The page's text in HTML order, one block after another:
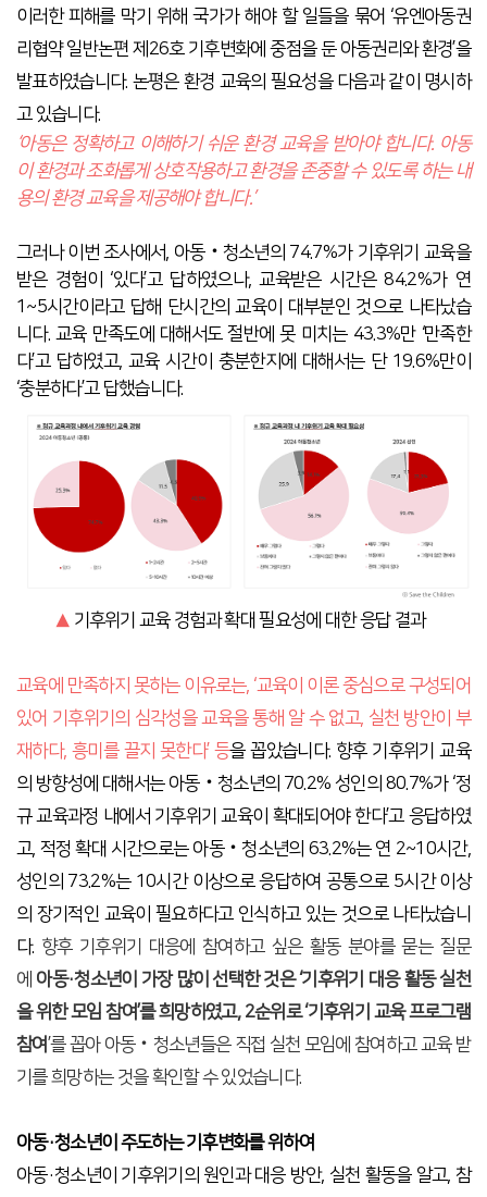
이러한 피해를 막기 위해 국가가 해야 할 일들을 묶어 ‘유엔아동권
리협약 일반논편 제26호 기후변화에 중점을 둔 아동권리와 환경’을
발표하였습니다. 논평은 환경 교육의 필요성을 다음과 같이 명시하
고 있습니다.
‘아동은 정확하고 이해하기 쉬운 환경 교육을 받아야 합니다. 아동
이 환경과 조화롭게 상호작용하고 환경을 존중할 수 있도록 하는 내
용의 환경 교육을 제공해야 합니다.’
그러나 이번 조사에서, 아동‧청소년의 74.7%가 기후위기 교육을
받은 경험이 ‘있다’고 답하였으나, 교육받은 시간은 84.2%가 연
1~5시간이라고 답해 단시간의 교육이 대부분인 것으로 나타났습
니다. 교육 만족도에 대해서도 절반에 못 미치는 43.3%만 ‘만족한
다’고 답하였고, 교육 시간이 충분한지에 대해서는 단 19.6%만이
‘충분하다’고 답했습니다.
▲ 기후위기 교육 경험과 확대 필요성에 대한 응답 결과
교육에 만족하지 못하는 이유로는, ‘교육이 이론 중심으로 구성되어
있어 기후위기의 심각성을 교육을 통해 알 수 없고, 실천 방안이 부
재하다, 흥미를 끌지 못한다’ 등을 꼽았습니다. 향후 기후위기 교육
의 방향성에 대해서는 아동‧청소년의 70.2% 성인의 80.7%가 ‘정
규 교육과정 내에서 기후위기 교육이 확대되어야 한다’고 응답하였
고, 적정 확대 시간으로는 아동‧청소년의 63.2%는 연 2~10시간,
성인의 73.2%는 10시간 이상으로 응답하여 공통으로 5시간 이상
의 장기적인 교육이 필요하다고 인식하고 있는 것으로 나타났습니
다. 향후 기후위기 대응에 참여하고 싶은 활동 분야를 묻는 질문
에 아동·청소년이 가장 많이 선택한 것은‘기후위기 대응 활동 실천
을 위한 모임 참여’를 희망하였고, 2순위로 ‘기후위기 교육 프로그램
참여’를 꼽아 아동‧청소년들은 직접 실천 모임에 참여하고 교육 받
기를 희망하는 것을 확인할 수 있었습니다.
아동·청소년이 주도하는 기후변화를 위하여
아동·청소년이 기후위기의 원인과 대응 방안, 실천 활동을 알고, 참